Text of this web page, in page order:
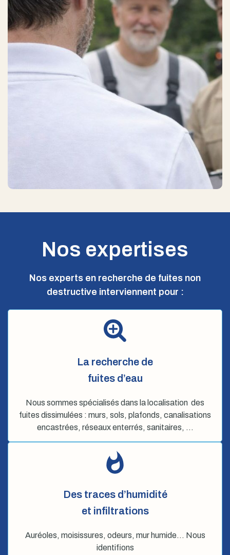
Nos expertises
Nos experts en recherche de fuites non
destructive interviennent pour :
La recherche de
fuites d’eau
Nous sommes spécialisés dans la localisation des
fuites dissimulées : murs, sols, plafonds, canalisations
encastrées, réseaux enterrés, sanitaires, …
Des traces d’humidité
et infiltrations
Auréoles, moisissures, odeurs, mur humide… Nous
identifions